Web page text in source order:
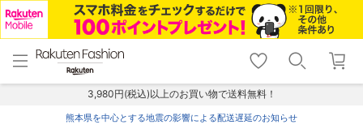
menu home
トップ
shopping_cart lock_outline
ログイン
3,980円(税込)以上のお買い物で送料無料！
熊本県を中心とする地震の影響による配送遅延のお知らせ